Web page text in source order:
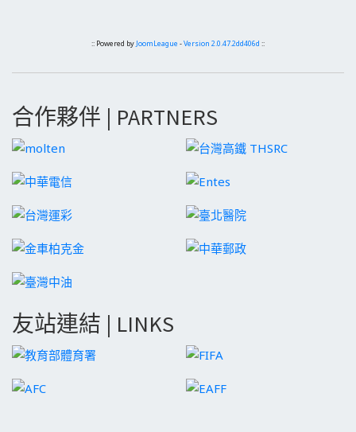
:: Powered by JoomLeague -Version 2.0.47.2dd406d ::
合作夥伴 | PARTNERS
友站連結 | LINKS